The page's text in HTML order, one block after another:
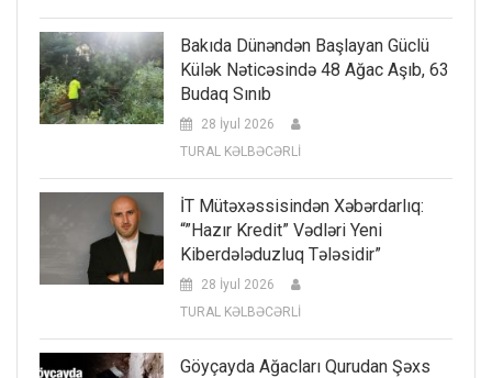
Bakıda Dünəndən Başlayan Güclü
Külək Nəticəsində 48 Ağac Aşıb, 63
Budaq Sınıb
28 İyul 2026
TURAL KƏLBƏCƏRLİ
İT Mütəxəssisindən Xəbərdarlıq:
“”Hazır Kredit” Vədləri Yeni
Kiberdələduzluq Tələsidir”
28 İyul 2026
TURAL KƏLBƏCƏRLİ
Göyçayda Ağacları Qurudan Şəxs